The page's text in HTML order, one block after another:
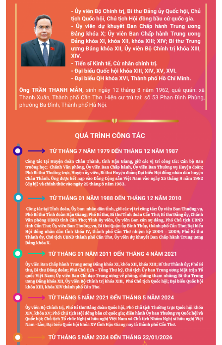
Quốc hội với cử tri
Xây dựng đảng
Đảng trong cuộc sống
Nhận diện sự thật
Pháp luật và đời sống
Thế giới & Việt Nam
Biên cương - Một dải vững
bền
Trước giờ mở cửa
Dòng chảy Kinh tế
Sức sống hàng Việt
Khởi nghiệp
Tuyên chiến với gian lận
thương mại
Nông nghiệp & Biển đảo
Tin Nông nghiệp & Biển
đảo
Mùa vàng
Biển đảo Việt Nam
Tâm tình biên giới và hải
đảo
Tìm hiểu biển, đảo Việt
Nam
Xã hội
Tin Đời sống & Xã hội
360 độ Sức khỏe
Chuyển đổi Xanh
Tài nguyên và Môi trường
Tin Khoa học & Công nghệ
Kết nối công nghệ
Sống chung với biến đổi
khí hậu